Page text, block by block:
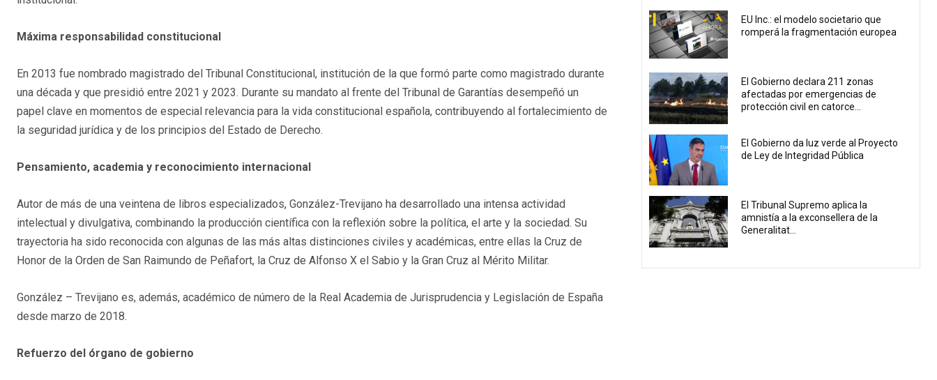
Máxima responsabilidad constitucional
En 2013 fue nombrado magistrado del Tribunal Constitucional, institución de la que formó parte como magistrado durante
una década y que presidió entre 2021 y 2023. Durante su mandato al frente del Tribunal de Garantías desempeñó un
papel clave en momentos de especial relevancia para la vida constitucional española, contribuyendo al fortalecimiento de
la seguridad jurídica y de los principios del Estado de Derecho.
Pensamiento, academia y reconocimiento internacional
Autor de más de una veintena de libros especializados, González-Trevijano ha desarrollado una intensa actividad
intelectual y divulgativa, combinando la producción científica con la reflexión sobre la política, el arte y la sociedad. Su
trayectoria ha sido reconocida con algunas de las más altas distinciones civiles y académicas, entre ellas la Cruz de
Honor de la Orden de San Raimundo de Peñafort, la Cruz de Alfonso X el Sabio y la Gran Cruz al Mérito Militar.
González – Trevijano es, además, académico de número de la Real Academia de Jurisprudencia y Legislación de España
desde marzo de 2018.
Refuerzo del órgano de gobierno
EU Inc.: el modelo societario que
romperá la fragmentación europea
El Gobierno declara 211 zonas
afectadas por emergencias de
protección civil en catorce...
El Gobierno da luz verde al Proyecto
de Ley de Integridad Pública
El Tribunal Supremo aplica la
amnistía a la exconsellera de la
Generalitat...